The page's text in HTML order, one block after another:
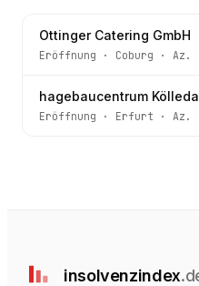
Ottinger Catering GmbH
Eröffnung · Coburg · Az.
hagebaucentrum Kölleda
Eröffnung · Erfurt · Az.
insolvenzindex